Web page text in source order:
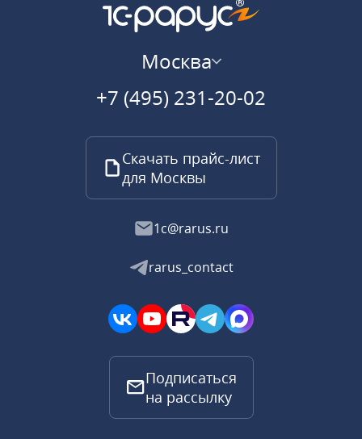
Москва
+7 (495) 231-20-02
Скачать прайс-лист
для Москвы
1c@rarus.ru
rarus_contact
Подписаться
на рассылку